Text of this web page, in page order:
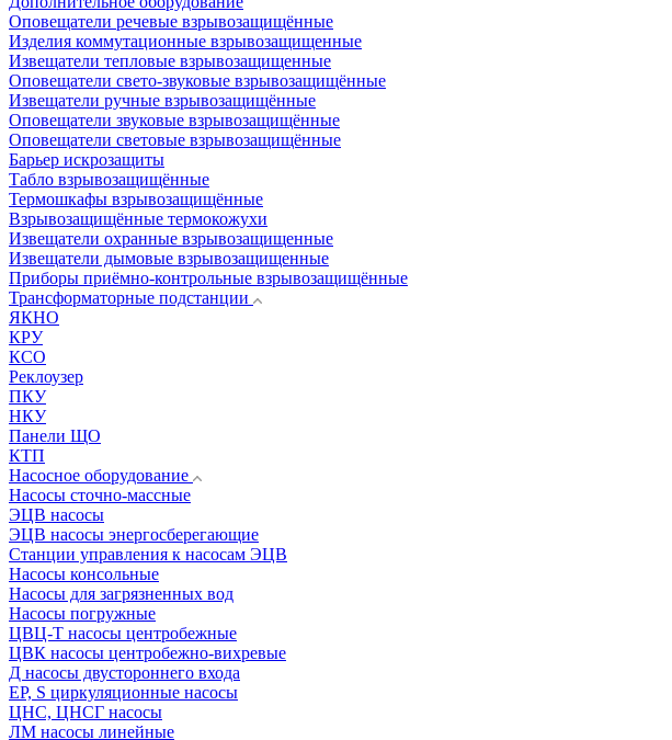
Оповещатели речевые взрывозащищённые
Изделия коммутационные взрывозащищенные
Извещатели тепловые взрывозащищенные
Оповещатели свето-звуковые взрывозащищённые
Извещатели ручные взрывозащищённые
Оповещатели звуковые взрывозащищённые
Оповещатели световые взрывозащищённые
Барьер искрозащиты
Табло взрывозащищённые
Термошкафы взрывозащищённые
Взрывозащищённые термокожухи
Извещатели охранные взрывозащищенные
Извещатели дымовые взрывозащищенные
Приборы приёмно-контрольные взрывозащищённые
Трансформаторные подстанции
ЯКНО
КРУ
КСО
Реклоузер
ПКУ
НКУ
Панели ЩО
КТП
Насосное оборудование
Насосы сточно-массные
ЭЦВ насосы
ЭЦВ насосы энергосберегающие
Станции управления к насосам ЭЦВ
Насосы консольные
Насосы для загрязненных вод
Насосы погружные
ЦВЦ-Т насосы центробежные
ЦВК насосы центробежно-вихревые
Д насосы двустороннего входа
EP, S циркуляционные насосы
ЦНС, ЦНСГ насосы
ЛМ насосы линейные